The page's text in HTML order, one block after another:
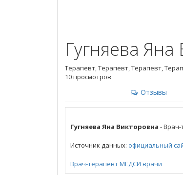
Гугняева Яна
Терапевт, Терапевт, Терапевт,
10 просмотров
Отзывы
Гугняева Яна Викторовна - Врач-
Источник данных: официальный
Врач-терапевтМЕДСИ врачи